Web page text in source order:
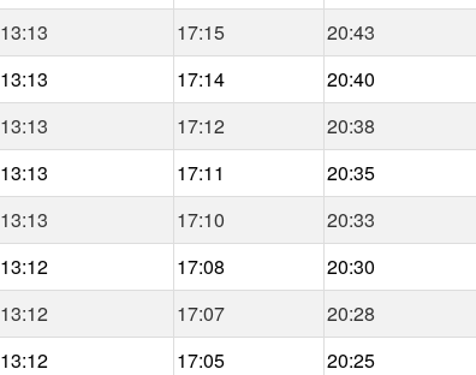
13:13 17:15 20:43
13:13 17:14 20:40
13:13 17:12 20:38
13:13 17:11 20:35
13:13 17:10 20:33
13:12 17:08 20:30
13:12 17:07 20:28
13:12 17:05 20:25